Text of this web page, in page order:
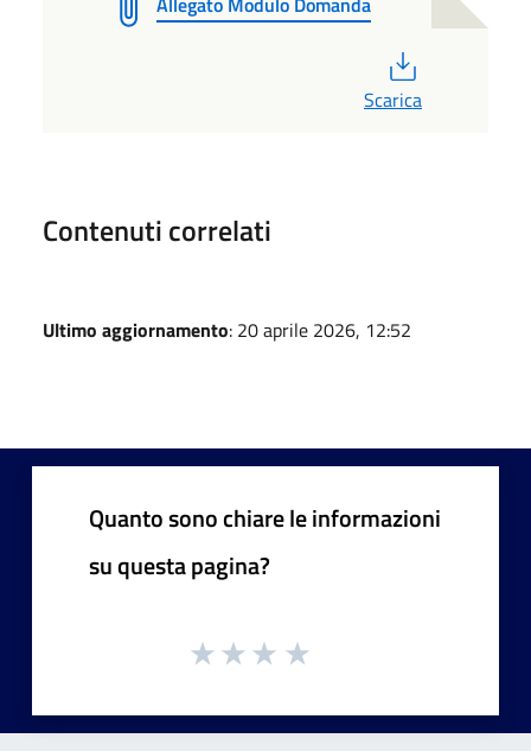
Scarica
Contenuti correlati
Ultimo aggiornamento: 20 aprile 2026, 12:52
Quanto sono chiare le informazioni
su questa pagina?